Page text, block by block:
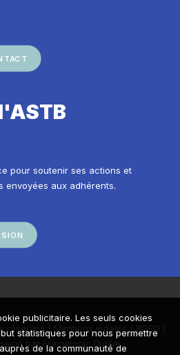
pour soutenir ses actions et
envoyées aux adhérents.
réservés | Mentions légales / RGPD
par
Frametonic Digital
publicitaire. Les seuls cookies
statistiques pour nous permettre
de la communauté de